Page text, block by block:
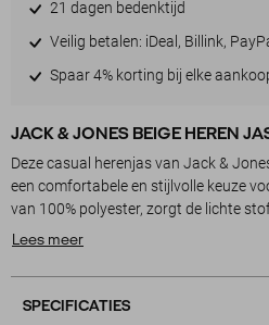
21 dagen bedenktijd
Veilig betalen: iDeal, Billink,
Spaar 4% korting bij elke
JACK & JONES BEIGE HEREN
Deze casual herenjas van Jack &
een comfortabele en stijlvolle keuze
van 100% polyester, zorgt de lichte
draagcomfort. De regular pasvorm en
een handige ritssluiting en een
veelzijdig maakt voor wisselende
Lees meer
SPECIFICATIES